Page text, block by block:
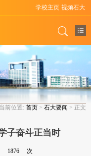
学校主页 视频石大
当前位置: 首页 > 石大要闻 > 正文
子奋斗正当时
1876 次